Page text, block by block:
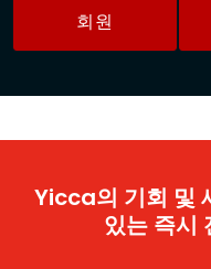
회원
Yicca의 기회 및
있는 즉시